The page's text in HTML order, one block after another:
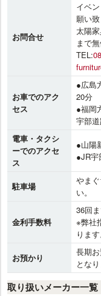
お問合せ
イベ
願い致
太陽
まで
TEL:
お車でのアク
セス
●広島
20分
●福岡
宇部
電車・タクシ
ーでのアクセ
ス
●山陽
●JR宇
駐車場
やま
い。
金利手数料
36回
※弊社
ります
お預かり
長期
となり
取り扱いメーカー一覧